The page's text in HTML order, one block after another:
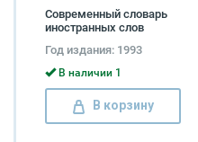
Современный словарь
иностранных слов
Год издания: 1993
В наличии 1
В корзину